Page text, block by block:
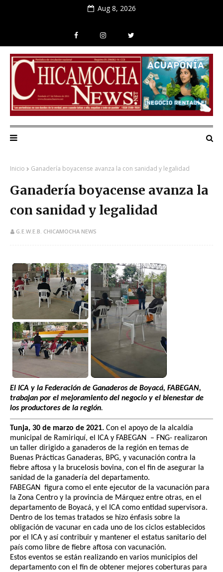
Aug 8, 2026
Inicio Ganadería boyacense avanza la con sanidad y legalidad
Ganadería boyacense avanza la
con sanidad y legalidad
G.E.W.E.B. CHICAMOCHA NEWS
El ICA y la Federación de Ganaderos de Boyacá, FABEGAN,
trabajan por el mejoramiento del negocio y el bienestar de
los productores de la región.
Tunja, 30 de marzo de 2021. Con el apoyo de la alcaldía
municipal de Ramiriquí, el ICA y FABEGAN – FNG- realizaron
un taller dirigido a ganaderos de la región en temas de
Buenas Prácticas Ganaderas, BPG, y vacunación contra la
fiebre aftosa y la brucelosis bovina, con el fin de asegurar la
sanidad de la ganadería del departamento.
FABEGAN figura como el ente ejecutor de la vacunación para
la Zona Centro y la provincia de Márquez entre otras, en el
departamento de Boyacá, y el ICA como entidad supervisora.
Dentro de los temas tratados se hizo énfasis sobre la
obligación de vacunar en cada uno de los ciclos establecidos
por el ICA y así contribuir y mantener el estatus sanitario del
país como libre de fiebre aftosa con vacunación.
Estos eventos se están realizando en varios municipios del
departamento con el fin de obtener mejores coberturas para